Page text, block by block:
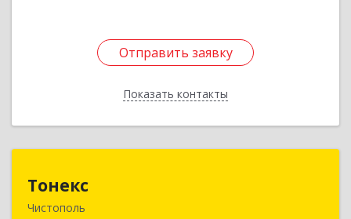
Отправить заявку
Показать контакты
Отправить заявку
Назад
Тонекс
Чистополь
422980, Татарстан Респ, Чистопольский р-н,